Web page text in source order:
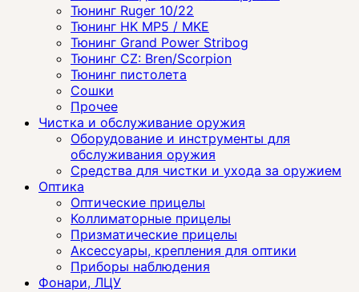
Тюнинг Ruger 10/22
Тюнинг HK MP5 / MKE
Тюнинг Grand Power Stribog
Тюнинг CZ: Bren/Scorpion
Тюнинг пистолета
Сошки
Прочее
Чистка и обслуживание оружия
Оборудование и инструменты для
обслуживания оружия
Средства для чистки и ухода за оружием
Оптика
Оптические прицелы
Коллиматорные прицелы
Призматические прицелы
Аксессуары, крепления для оптики
Приборы наблюдения
Фонари, ЛЦУ